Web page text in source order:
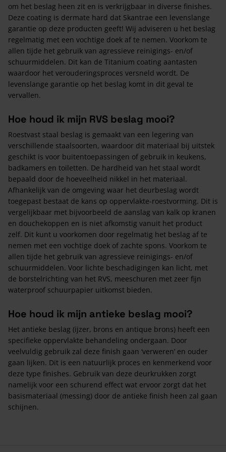
om het beslag heen zit en is verkrijgbaar in diverse finishes.
Deze coating is dermate hard dat Skantrae een levenslange
garantie op deze producten geeft! Wij adviseren u het beslag
regelmatig met een vochtige doek af te nemen. Voorkom te
allen tijde het gebruik van agressieve reinigings- en/of
schuurmiddelen. Dit kan de Titanium coating aantasten
waardoor het verouderingsproces versneld wordt. De
levenslange garantie op het beslag komt in dit geval te
vervallen.
Hoe houd ik mijn RVS beslag mooi?
Roestvast staal beslag is gemaakt van een legering van
verschillende staalsoorten, waardoor dit materiaal bij uitstek
geschikt is voor buitentoepassingen of gebruik in keukens,
badkamers en toiletten. De hardheid van het staal wordt
bepaald door de hoeveelheid nikkel in het materiaal.
Afhankelijk van de omgeving waar het deurbeslag wordt
toegepast bestaat de kans op oppervlakte-roestvorming. Dit is
vergelijkbaar met bijvoorbeeld de aanslag van kalk op kranen
en douchekoppen en is niet afkomstig vanuit het product
zelf. Dit kunt u voorkomen door regelmatig het beslag af te
nemen met een vochtige doek of zachte spons. Voorkom te
allen tijde het gebruik van agressieve reinigings- en/of
schuurmiddelen. Voor lichte beschadigingen kan licht, met
de borstelrichting van het RVS, meeschuren met zeer fijn
waterproof schuurpapier uitkomst bieden.
Hoe houd ik mijn antieke beslag mooi?
Het antieke beslag (ijzer, brons en antique brons) heeft een
specifieke oppervlakte behandeling ondergaan. Door
veelvuldig gebruik zal deze finish gaan ‘verweren’ en ouder
gaan lijken. Dit is een natuurlijk proces en kenmerkend voor
deze type finishes. Gebruik van deze deurkrukken zorgt
namelijk voor een schurend effect wat ervoor zorgt dat het
basismateriaal (messing) door de antieke finish heen zal gaan
schijnen.